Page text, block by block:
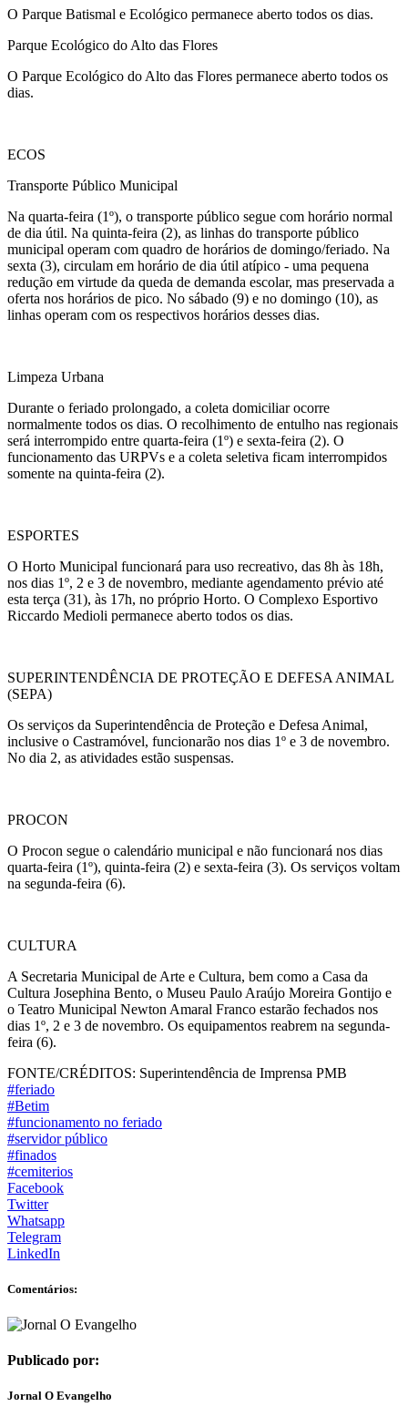
O Parque Batismal e Ecológico permanece aberto todos os dias.
Parque Ecológico do Alto das Flores
O Parque Ecológico do Alto das Flores permanece aberto todos os
dias.
ECOS
Transporte Público Municipal
Na quarta-feira (1º), o transporte público segue com horário normal
de dia útil. Na quinta-feira (2), as linhas do transporte público
municipal operam com quadro de horários de domingo/feriado. Na
sexta (3), circulam em horário de dia útil atípico - uma pequena
redução em virtude da queda de demanda escolar, mas preservada a
oferta nos horários de pico. No sábado (9) e no domingo (10), as
linhas operam com os respectivos horários desses dias.
Limpeza Urbana
Durante o feriado prolongado, a coleta domiciliar ocorre
normalmente todos os dias. O recolhimento de entulho nas regionais
será interrompido entre quarta-feira (1º) e sexta-feira (2). O
funcionamento das URPVs e a coleta seletiva ficam interrompidos
somente na quinta-feira (2).
ESPORTES
O Horto Municipal funcionará para uso recreativo, das 8h às 18h,
nos dias 1º, 2 e 3 de novembro, mediante agendamento prévio até
esta terça (31), às 17h, no próprio Horto. O Complexo Esportivo
Riccardo Medioli permanece aberto todos os dias.
SUPERINTENDÊNCIA DE PROTEÇÃO E DEFESA ANIMAL
(SEPA)
Os serviços da Superintendência de Proteção e Defesa Animal,
inclusive o Castramóvel, funcionarão nos dias 1º e 3 de novembro.
No dia 2, as atividades estão suspensas.
PROCON
O Procon segue o calendário municipal e não funcionará nos dias
quarta-feira (1º), quinta-feira (2) e sexta-feira (3). Os serviços voltam
na segunda-feira (6).
CULTURA
A Secretaria Municipal de Arte e Cultura, bem como a Casa da
Cultura Josephina Bento, o Museu Paulo Araújo Moreira Gontijo e
o Teatro Municipal Newton Amaral Franco estarão fechados nos
dias 1º, 2 e 3 de novembro. Os equipamentos reabrem na segunda-
feira (6).
FONTE/CRÉDITOS: Superintendência de Imprensa PMB
#feriado
#Betim
#funcionamento no feriado
#servidor público
#finados
#cemiterios
Facebook
Twitter
Whatsapp
Telegram
LinkedIn
Comentários:
Publicado por:
Jornal O Evangelho